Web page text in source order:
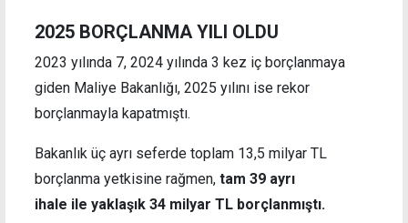
2025 BORÇLANMA YILI OLDU
2023 yılında 7, 2024 yılında 3 kez iç borçlanmaya
giden Maliye Bakanlığı, 2025 yılını ise rekor
borçlanmayla kapatmıştı.
Bakanlık üç ayrı seferde toplam 13,5 milyar TL
borçlanma yetkisine rağmen, tam 39 ayrı
ihale ile yaklaşık 34 milyar TL borçlanmıştı.